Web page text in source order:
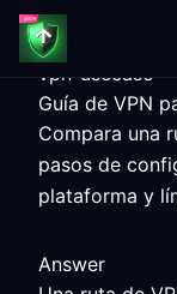
vpn-usecase
Guía de VPN
Compara una
pasos de
plataforma y
Answer